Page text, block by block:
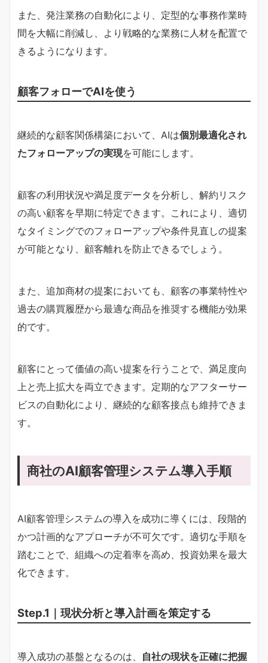
また、発注業務の自動化により、定型的な事務作業時
間を大幅に削減し、より戦略的な業務に人材を配置で
きるようになります。
顧客フォローでAIを使う
継続的な顧客関係構築において、AIは個別最適化され
たフォローアップの実現を可能にします。
顧客の利用状況や満足度データを分析し、解約リスク
の高い顧客を早期に特定できます。これにより、適切
なタイミングでのフォローアップや条件見直しの提案
が可能となり、顧客離れを防止できるでしょう。
また、追加商材の提案においても、顧客の事業特性や
過去の購買履歴から最適な商品を推奨する機能が効果
的です。
顧客にとって価値の高い提案を行うことで、満足度向
上と売上拡大を両立できます。定期的なアフターサー
ビスの自動化により、継続的な顧客接点も維持できま
す。
商社のAI顧客管理システム導入手順
AI顧客管理システムの導入を成功に導くには、段階的
かつ計画的なアプローチが不可欠です。適切な手順を
踏むことで、組織への定着率を高め、投資効果を最大
化できます。
Step.1｜現状分析と導入計画を策定する
導入成功の基盤となるのは、 自社の現状を正確に把握